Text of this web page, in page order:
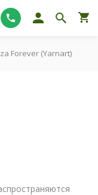
Forever (Yarnart)